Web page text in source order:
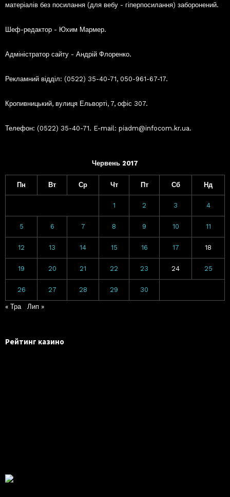
матеріалів без посилання (для вебу - гіперпосилання) заборонений.
Шеф-редактор - Юхим Мармер.
Адміністратор сайту - Андрій Флоренко.
Рекламний відділ: (0522) 35-40-71, 050-961-67-17.
Кропивницький, вулиця Ельворті, 7, офіс 307.
Телефон: (0522) 35-40-71. E-mail: piadm@infocom.kr.ua.
Червень 2017
Пн Вт Ср Чт Пт Сб Нд
1 2 3 4
5 6 7 8 9 10 11
12 13 14 15 16 17 18
19 20 21 22 23 24 25
26 27 28 29 30
« Тра Лип »
Рейтинг казино